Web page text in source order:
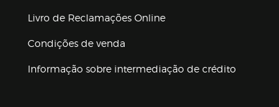
Livro de Reclamações Online
Condições de venda
Informação sobre intermediação de crédito